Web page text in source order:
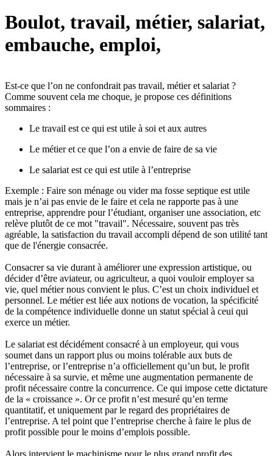
Boulot, travail, métier, salariat,
embauche, emploi,
Est-ce que l’on ne confondrait pas travail, métier et salariat ?
Comme souvent cela me choque, je propose ces définitions
sommaires :
Le travail est ce qui est utile à soi et aux autres
Le métier et ce que l’on a envie de faire de sa vie
Le salariat est ce qui est utile à l’entreprise
Exemple : Faire son ménage ou vider ma fosse septique est utile
mais je n’ai pas envie de le faire et cela ne rapporte pas à une
entreprise, apprendre pour l’étudiant, organiser une association, etc
relève plutôt de ce mot "travail". Nécessaire, souvent pas très
agréable, la satisfaction du travail accompli dépend de son utilité tant
que de l'énergie consacrée.
Consacrer sa vie durant à améliorer une expression artistique, ou
décider d’être aviateur, ou agriculteur, a quoi vouloir employer sa
vie, quel métier nous convient le plus. C’est un choix individuel et
personnel. Le métier est liée aux notions de vocation, la spécificité
de la compétence individuelle donne un statut spécial à ceui qui
exerce un métier.
Le salariat est décidément consacré à un employeur, qui vous
soumet dans un rapport plus ou moins tolérable aux buts de
l’entreprise, or l’entreprise n’a officiellement qu’un but, le profit
nécessaire à sa survie, et même une augmentation permanente de
profit nécessaire contre la concurrence. Ce qui impose cette dictature
de la « croissance ». Or ce profit n’est mesuré qu’en terme
quantitatif, et uniquement par le regard des propriétaires de
l’entreprise. A tel point que l’entreprise cherche à faire le plus de
profit possible pour le moins d’emplois possible.
Alors intervient le machinisme pour le plus grand profit des